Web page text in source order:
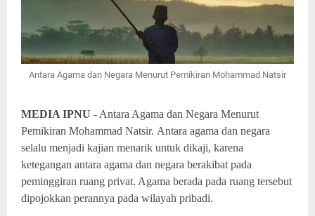
Antara Agama dan Negara Menurut Pemikiran Mohammad Natsir
MEDIA IPNU - Antara Agama dan Negara Menurut
Pemikiran Mohammad Natsir. Antara agama dan negara
selalu menjadi kajian menarik untuk dikaji, karena
ketegangan antara agama dan negara berakibat pada
peminggiran ruang privat. Agama berada pada ruang tersebut
dipojokkan perannya pada wilayah pribadi.